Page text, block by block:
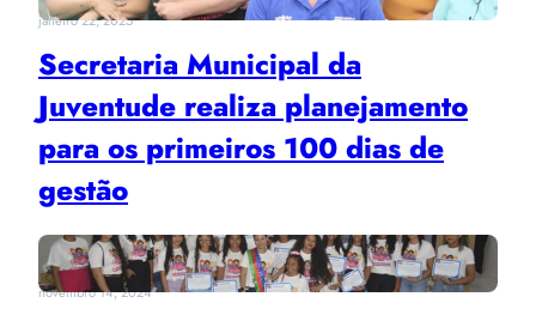
janeiro 22, 2025
Secretaria Municipal da
Juventude realiza planejamento
para os primeiros 100 dias de
gestão
novembro 14, 2024